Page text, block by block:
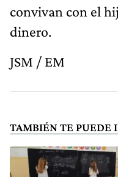
convivan con el
dinero.
JSM / EM
TAMBIÉN TE PUEDE